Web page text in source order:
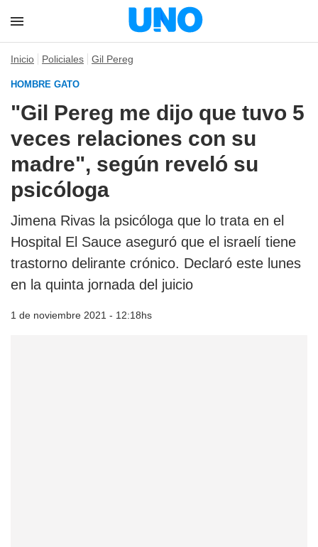
Inicio Policiales Gil Pereg
HOMBRE GATO
"Gil Pereg me dijo que tuvo 5
veces relaciones con su
madre", según reveló su
psicóloga
Jimena Rivas la psicóloga que lo trata en el
Hospital El Sauce aseguró que el israelí tiene
trastorno delirante crónico. Declaró este lunes
en la quinta jornada del juicio
1 de noviembre 2021 - 12:18hs